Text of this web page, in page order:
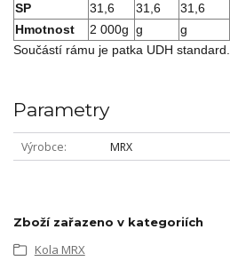
SP 31,6 31,6 31,6
Hmotnost
2 000g g g
Součástí rámu je patka UDH standard.
Parametry
Výrobce MRX
Zboží zařazeno v kategoriích
Kola MRX